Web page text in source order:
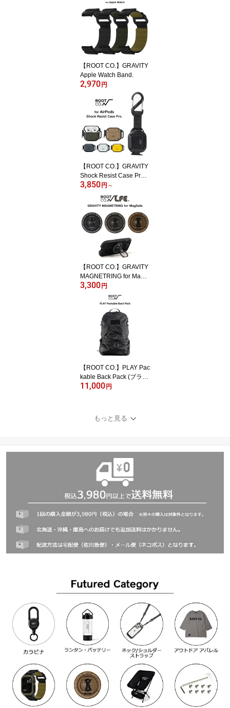
【ROOT CO.】GRAVITY
Apple Watch Band.
2,970円
【ROOT CO.】GRAVITY
Shock Resist Case Pro. f
or AirPods・AirPodsPro
3,850円 ～
【ROOT CO.】GRAVITY
MAGNETRING for MagS
afe
3,300円
【ROOT CO.】PLAY Pac
kable Back Pack (ブラッ
ク)
11,000円
もっと見る